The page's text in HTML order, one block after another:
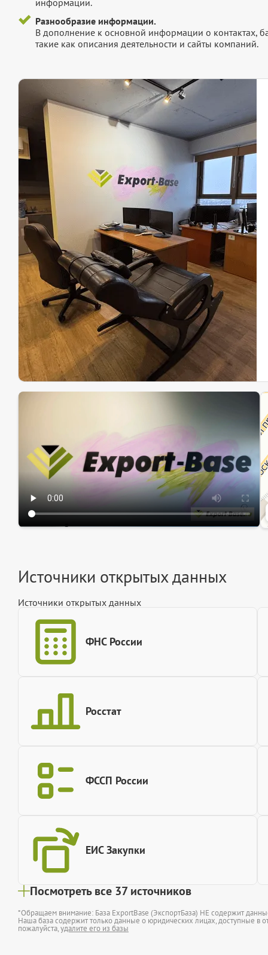
информации.
Разнообразие информации.
В дополнение к основной информации о контактах,
такие как описания деятельности и сайты компаний.
Источники открытых данных
Источники открытых данных
ФНС России
Росстат
ФССП России
ЕИС Закупки
Посмотреть все 37 источников
*Обращаем внимание: База ExportBase (ЭкспортБаза) НЕ содержит
Наша база содержит только данные о юридических лицах, доступные в
пожалуйста,удалите его из базы